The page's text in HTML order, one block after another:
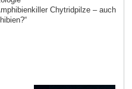
Chytridpilze – auch